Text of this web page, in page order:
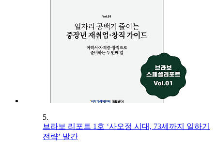
5.
브라보 리포트 1호 ‘사오정 시대, 73세까지 일하기
전략’ 발간